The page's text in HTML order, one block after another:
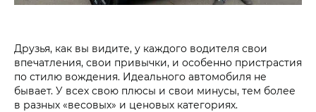
Друзья, как вы видите, у каждого водителя свои
впечатления, свои привычки, и особенно пристрастия
по стилю вождения. Идеального автомобиля не
бывает. У всех свою плюсы и свои минусы, тем более
в разных «весовых» и ценовых категориях.